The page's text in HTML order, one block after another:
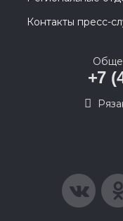
Контакты пресс-
+7